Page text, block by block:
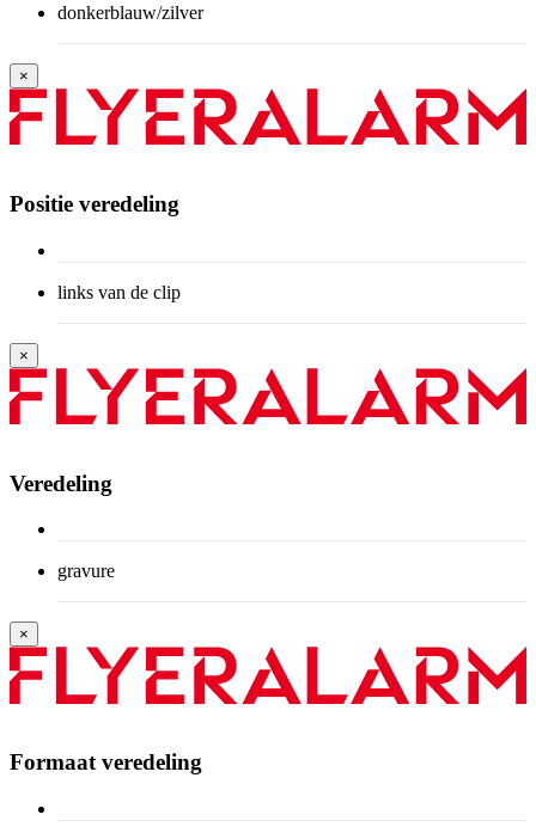
donkerblauw/zilver
×
Positie veredeling
links van de clip
×
Veredeling
gravure
×
Formaat veredeling